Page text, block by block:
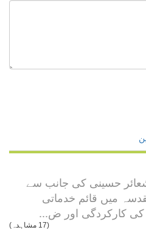
حسینی کی جانب سے
میں قائم خدماتی
کارکردگی اور ض...
(17 مشاہدہ)